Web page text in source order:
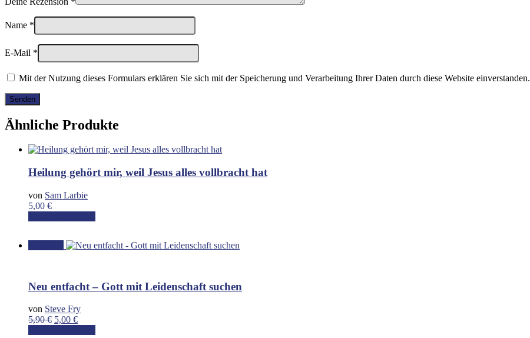
Name *
E-Mail *
Mit der Nutzung dieses Formulars erklären Sie sich mit der Speicherung und Verarbeitung Ihrer Daten durch diese Website einverstanden.
Ähnliche Produkte
Heilung gehört mir, weil Jesus alles vollbracht hat
von Sam Larbie
5,00 €
Neu entfacht – Gott mit Leidenschaft suchen
von Steve Fry
5,90€ Ursprünglicher
5,00 €Aktueller